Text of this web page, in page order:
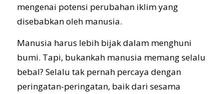
mengenai potensi perubahan iklim yang
disebabkan oleh manusia.
Manusia harus lebih bijak dalam menghuni
bumi. Tapi, bukankah manusia memang selalu
bebal? Selalu tak pernah percaya dengan
peringatan-peringatan, baik dari sesama